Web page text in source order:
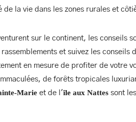
BUNGALOW
ACTIVITÉS
la vie dans les zones rurales et
sur le continent, les conseils
et suivez les conseils
en mesure de profiter de votre
de forêts tropicales
Marie et de l'île aux Nattes sont